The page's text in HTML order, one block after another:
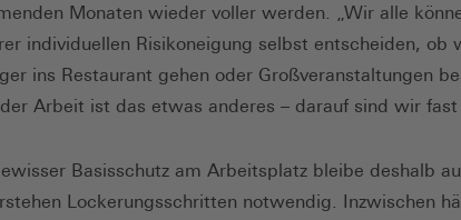
Monaten wieder voller werden. „Wir alle
individuellen Risikoneigung selbst entscheiden,
ins Restaurant gehen oder Großveranstaltungen
der Arbeit ist das etwas anderes – darauf sind wir
Basisschutz am Arbeitsplatz bleibe deshalb
Lockerungsschritten notwendig. Inzwischen